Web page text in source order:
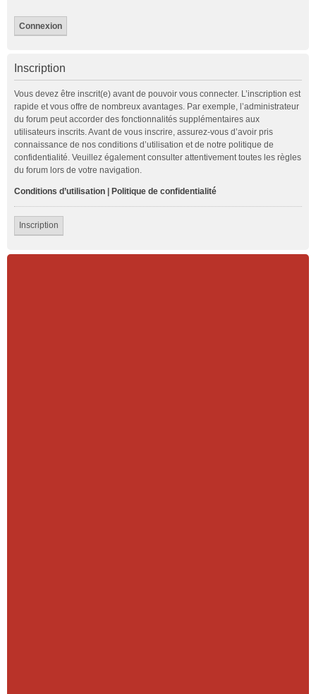
Inscription
Vous devez être inscrit(e) avant de pouvoir vous connecter. L’inscription est
rapide et vous offre de nombreux avantages. Par exemple, l’administrateur
du forum peut accorder des fonctionnalités supplémentaires aux
utilisateurs inscrits. Avant de vous inscrire, assurez-vous d’avoir pris
connaissance de nos conditions d’utilisation et de notre politique de
confidentialité. Veuillez également consulter attentivement toutes les règles
du forum lors de votre navigation.
Conditions d’utilisation Politique de confidentialité
Inscription